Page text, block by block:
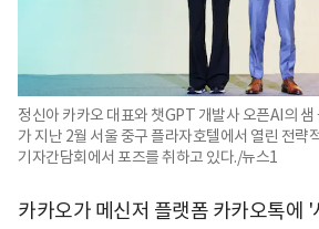
정신아 카카오 대표와 챗GPT 개발사 오픈AI의
가 지난 2월 서울 중구 플라자호텔에서 열린 전략
기자간담회에서 포즈를 취하고 있다./뉴스1
카카오가 메신저 플랫폼 카카오톡에 '